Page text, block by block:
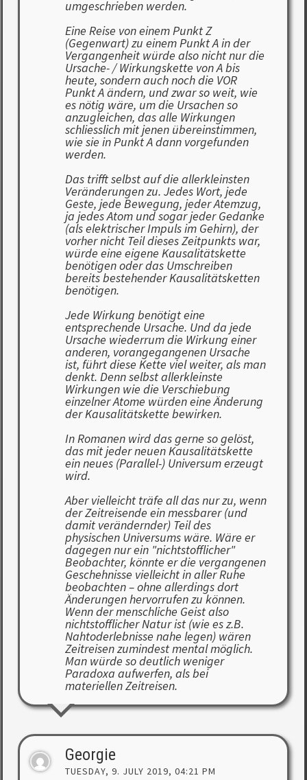
umgeschrieben werden.
Eine Reise von einem Punkt Z
(Gegenwart) zu einem Punkt A in der
Vergangenheit würde also nicht nur die
Ursache- / Wirkungskette von A bis
heute, sondern auch noch die VOR
Punkt A ändern, und zwar so weit, wie
es nötig wäre, um die Ursachen so
anzugleichen, das alle Wirkungen
schliesslich mit jenen übereinstimmen,
wie sie in Punkt A dann vorgefunden
werden.
Das trifft selbst auf die allerkleinsten
Veränderungen zu. Jedes Wort, jede
Geste, jede Bewegung, jeder Atemzug,
ja jedes Atom und sogar jeder Gedanke
(als elektrischer Impuls im Gehirn), der
vorher nicht Teil dieses Zeitpunkts war,
würde eine eigene Kausalitätskette
benötigen oder das Umschreiben
bereits bestehender Kausalitätsketten
benötigen.
Jede Wirkung benötigt eine
entsprechende Ursache. Und da jede
Ursache wiederrum die Wirkung einer
anderen, vorangegangenen Ursache
ist, führt diese Kette viel weiter, als man
denkt. Denn selbst allerkleinste
Wirkungen wie die Verschiebung
einzelner Atome würden eine Änderung
der Kausalitätskette bewirken.
In Romanen wird das gerne so gelöst,
das mit jeder neuen Kausalitätskette
ein neues (Parallel-) Universum erzeugt
wird.
Aber vielleicht träfe all das nur zu, wenn
der Zeitreisende ein messbarer (und
damit verändernder) Teil des
physischen Universums wäre. Wäre er
dagegen nur ein "nichtstofflicher"
Beobachter, könnte er die vergangenen
Geschehnisse vielleicht in aller Ruhe
beobachten – ohne allerdings dort
Änderungen hervorrufen zu können.
Wenn der menschliche Geist also
nichtstofflicher Natur ist (wie es z.B.
Nahtoderlebnisse nahe legen) wären
Zeitreisen zumindest mental möglich.
Man würde so deutlich weniger
Paradoxa aufwerfen, als bei
materiellen Zeitreisen.
Georgie
TUESDAY, 9. JULY 2019, 04:21 PM